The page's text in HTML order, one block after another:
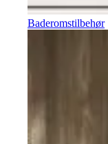
Baderomstilbehør